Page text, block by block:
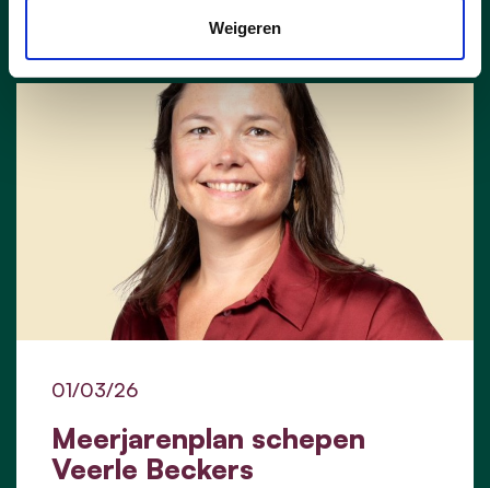
Weigeren
Meerjarenplan schepen
Veerle Beckers
01/03/26